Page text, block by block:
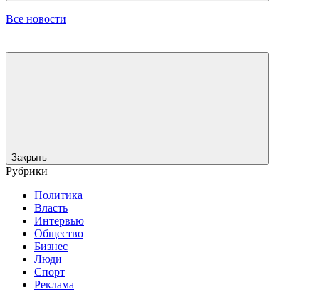
Все новости
Закрыть
Рубрики
Политика
Власть
Интервью
Общество
Бизнес
Люди
Спорт
Реклама